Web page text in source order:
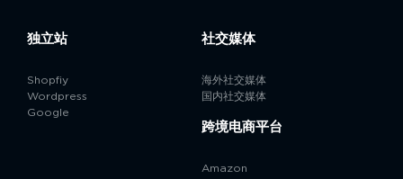
独立站
Shopfiy
Wordpress
Google
社交媒体
海外社交媒体
国内社交媒体
跨境电商平台
Amazon